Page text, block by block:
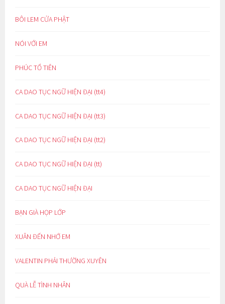
BÔI LEM CỬA PHẬT
NÓI VỚI EM
PHÚC TỔ TIÊN
CA DAO TỤC NGỮ HIỆN ĐẠI (tt4)
CA DAO TỤC NGỮ HIỆN ĐẠI (tt3)
CA DAO TỤC NGỮ HIỆN ĐẠI (tt2)
CA DAO TỤC NGỮ HIỆN ĐẠI (tt)
CA DAO TỤC NGỮ HIỆN ĐẠI
BẠN GIÀ HỌP LỚP
XUÂN ĐẾN NHỚ EM
VALENTIN PHẢI THƯỜNG XUYÊN
QUÀ LỄ TÌNH NHÂN